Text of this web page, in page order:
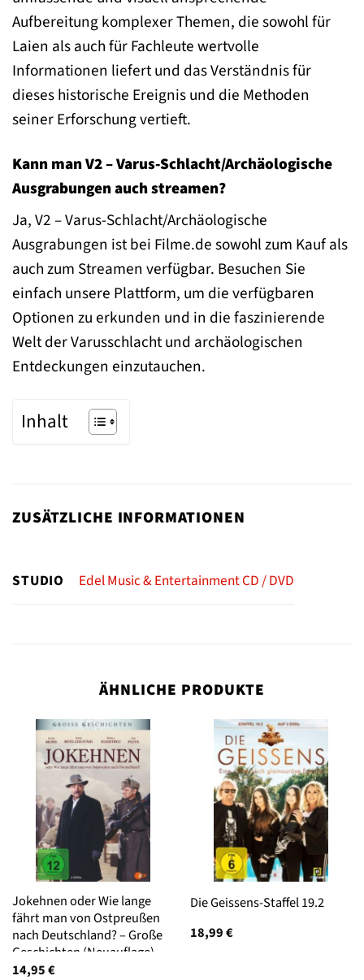
Aufbereitung komplexer Themen, die sowohl für
Laien als auch für Fachleute wertvolle
Informationen liefert und das Verständnis für
dieses historische Ereignis und die Methoden
seiner Erforschung vertieft.
Kann man V2 – Varus-Schlacht/Archäologische
Ausgrabungen auch streamen?
Ja, V2 – Varus-Schlacht/Archäologische
Ausgrabungen ist bei Filme.de sowohl zum Kauf als
auch zum Streamen verfügbar. Besuchen Sie
einfach unsere Plattform, um die verfügbaren
Optionen zu erkunden und in die faszinierende
Welt der Varusschlacht und archäologischen
Entdeckungen einzutauchen.
Inhalt
ZUSÄTZLICHE INFORMATIONEN
STUDIO Edel Music & Entertainment CD / DVD
ÄHNLICHE PRODUKTE
Jokehnen oder Wie lange
fährt man von Ostpreußen
nach Deutschland? – Große
Geschichten (Neuauflage)
14,95€
Die Geissens-Staffel 19.2
18,99€